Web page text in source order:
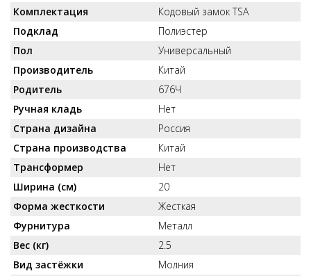
Комплектация
Кодовый замок TSA
Подклад
Полиэстер
Пол
Универсальный
Производитель
Китай
Родитель
676Ч
Ручная кладь
Нет
Страна дизайна
Россия
Страна производства
Китай
Трансформер
Нет
Ширина (см)
20
Форма жесткости
Жесткая
Фурнитура
Металл
Вес (кг)
2.5
Вид застёжки
Молния